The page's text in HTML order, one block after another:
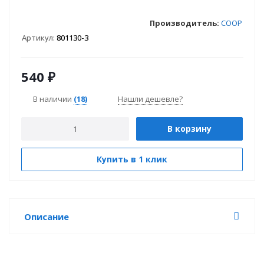
Артикул: 801130-3
Производитель: COOP
540 ₽
В наличии (18) Нашли дешевле?
В корзину
Купить в 1 клик
Описание